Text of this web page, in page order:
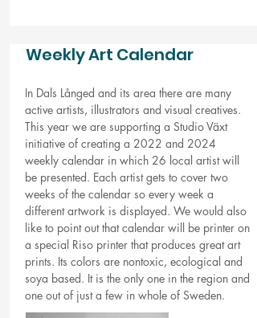
Weekly Art Calendar
In Dals Långed and its area there are many
active artists, illustrators and visual creatives.
This year we are supporting a Studio Växt
initiative of creating a 2022 and 2024
weekly calendar in which 26 local artist will
be presented. Each artist gets to cover two
weeks of the calendar so every week a
different artwork is displayed. We would also
like to point out that calendar will be printer on
a special Riso printer that produces great art
prints. Its colors are nontoxic, ecological and
soya based. It is the only one in the region and
one out of just a few in whole of Sweden.